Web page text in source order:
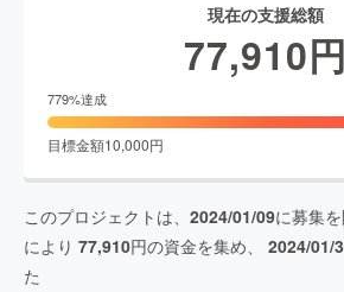
現在の支援総額
77,910円
779%達成
目標金額10,000円
このプロジェクトは、 2024/01/09に募集を
により 77,910円の資金を集め、 2024/01/
た